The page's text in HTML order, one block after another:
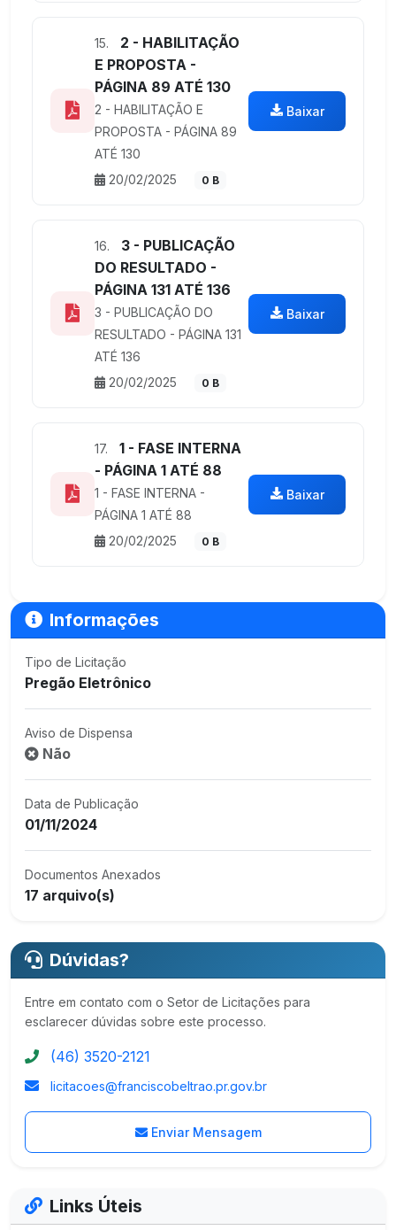
15.
2 - HABILITAÇÃO
E PROPOSTA -
PÁGINA 89 ATÉ 130
2 - HABILITAÇÃO E
PROPOSTA - PÁGINA 89
ATÉ 130
20/02/2025
0 B
Baixar
16.
3 - PUBLICAÇÃO
DO RESULTADO -
PÁGINA 131 ATÉ 136
3 - PUBLICAÇÃO DO
RESULTADO - PÁGINA 131
ATÉ 136
20/02/2025
0 B
Baixar
17.
1 - FASE INTERNA
- PÁGINA 1 ATÉ 88
1 - FASE INTERNA -
PÁGINA 1 ATÉ 88
20/02/2025
0 B
Baixar
Informações
Tipo de Licitação
Pregão Eletrônico
Aviso de Dispensa
Não
Data de Publicação
01/11/2024
Documentos Anexados
17 arquivo(s)
Dúvidas?
Entre em contato com o Setor de Licitações para
esclarecer dúvidas sobre este processo.
(46) 3520-2121
licitacoes@franciscobeltrao.pr.gov.br
Enviar Mensagem
Links Úteis